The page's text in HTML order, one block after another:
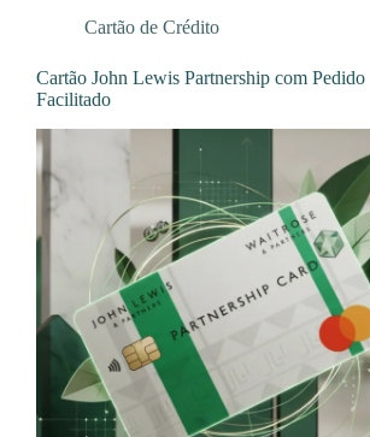
Cartão de Crédito
Cartão John Lewis Partnership com Pedido
Facilitado